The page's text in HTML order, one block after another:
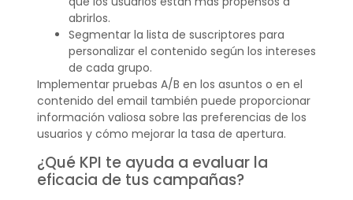
abrirlos.
Segmentar la lista de suscriptores para
personalizar el contenido según los intereses
de cada grupo.
Implementar pruebas A/B en los asuntos o en el
contenido del email también puede proporcionar
información valiosa sobre las preferencias de los
usuarios y cómo mejorar la tasa de apertura.
¿Qué KPI te ayuda a evaluar la
eficacia de tus campañas?